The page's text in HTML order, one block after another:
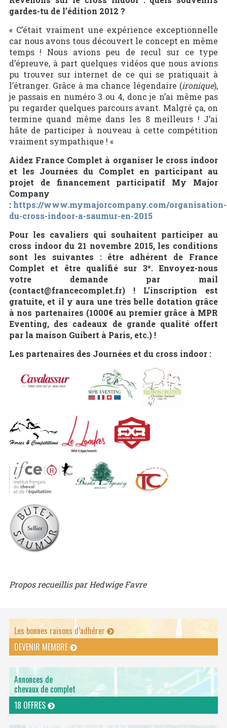
gardes-tu de l’édition 2012 ?
« C’était vraiment une expérience exceptionnelle
car nous avons tous découvert le concept en même
temps ! Nous avions peu de recul sur ce type
d’épreuve, à part quelques vidéos que nous avions
pu trouver sur internet de ce qui se pratiquait à
l’étranger. Grâce à ma chance légendaire (ironique),
je passais en numéro 3 ou 4, donc je n’ai même pas
pu regarder quelques parcours avant. Malgré ça, on
termine quand même dans les 8 meilleurs ! J’ai
hâte de participer à nouveau à cette compétition
vraiment sympathique ! «
Aidez France Complet à organiser le cross indoor
et les Journées du Complet en participant au
projet de financement participatif My Major
Company
: https://www.mymajorcompany.com/organisation-
du-cross-indoor-a-saumur-en-2015
Pour les cavaliers qui souhaitent participer au
cross indoor du 21 novembre 2015, les conditions
sont les suivantes : être adhérent de France
Complet et être qualifié sur 3*. Envoyez-nous
votre demande par mail
(contact@francecomplet.fr) ! L’inscription est
gratuite, et il y aura une très belle dotation grâce
à nos partenaires (1000€ au premier grâce à MPR
Eventing, des cadeaux de grande qualité offert
par la maison Guibert à Paris, etc.) !
Les partenaires des Journées et du cross indoor :
Propos recueillis par Hedwige Favre
Les bonnes raisons d’adhérer
DEVENIR MEMBRE
Annonces de
chevaux de complet
18 OFFRES